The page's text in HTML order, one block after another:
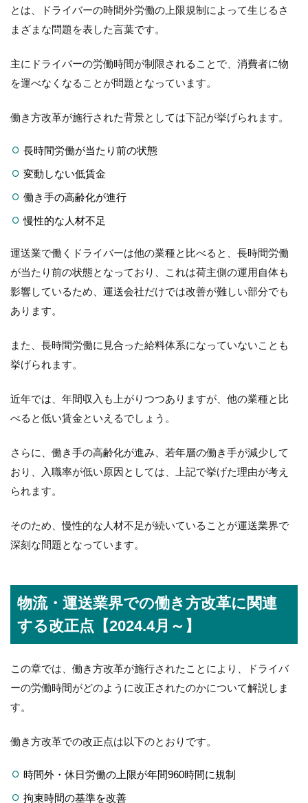
とは、ドライバーの時間外労働の上限規制によって生じるさ
まざまな問題を表した言葉です。
主にドライバーの労働時間が制限されることで、消費者に物
を運べなくなることが問題となっています。
働き方改革が施行された背景としては下記が挙げられます。
長時間労働が当たり前の状態
変動しない低賃金
働き手の高齢化が進行
慢性的な人材不足
運送業で働くドライバーは他の業種と比べると、長時間労働
が当たり前の状態となっており、これは荷主側の運用自体も
影響しているため、運送会社だけでは改善が難しい部分でも
あります。
また、長時間労働に見合った給料体系になっていないことも
挙げられます。
近年では、年間収入も上がりつつありますが、他の業種と比
べると低い賃金といえるでしょう。
さらに、働き手の高齢化が進み、若年層の働き手が減少して
おり、入職率が低い原因としては、上記で挙げた理由が考え
られます。
そのため、慢性的な人材不足が続いていることが運送業界で
深刻な問題となっています。
物流・運送業界での働き方改革に関連
する改正点【2024.4月～】
この章では、働き方改革が施行されたことにより、ドライバ
ーの労働時間がどのように改正されたのかについて解説しま
す。
働き方改革での改正点は以下のとおりです。
時間外・休日労働の上限が年間960時間に規制
拘束時間の基準を改善